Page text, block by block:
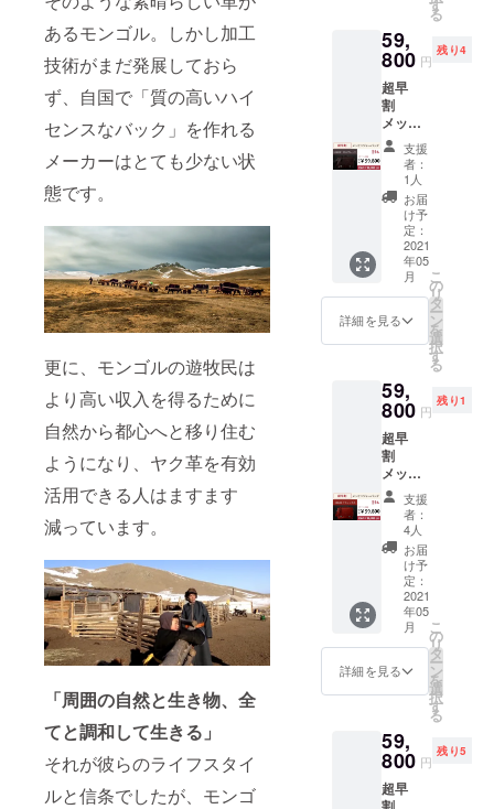
あるモンゴル。しかし加工
技術がまだ発展しておら
ず、自国で「質の高いハイ
センスなバック」を作れる
メーカーはとても少ない状
態です。
更に、モンゴルの遊牧民は
より高い収入を得るために
自然から都心へと移り住む
ようになり、ヤク革を有効
活用できる人はますます
減っています。
「周囲の自然と生き物、全
てと調和して生きる」
それが彼らのライフスタイ
ルと信条でしたが、モンゴ
般販売
予定価
格
￥76,78
0(税込)
↓↓↓ 個
数限
定
￥16,98
0 OFF!
↓↓↓ ク
ラファ
ン限定
超早割
￥59,80
-----------
す
る
59,
800 円
残り4
超早
割
メッセ
ン
ジャー
バッグ×
１
COLOR
：エス
プレッ
ファン
限定 超
早割
￥59,80
0(税込)
----- 一
般販売
予定価
格
￥76,78
0(税込)
↓↓↓ 個
数限
定
￥16,98
0 OFF!
↓↓↓ ク
ラファ
ン限定
超早割
-----
支援
者：
1人
お届
け予
定：
2021
年05
月
詳細を見る
こ
の
リ
タ
ー
ン
を
選
択
す
る
59,
800 円
残り1
超早
割
メッセ
ン
ジャー
バッグ×
１
COLOR
フォッ
クス ク
ラファ
ン限定
超早割
￥59,80
0(税込)
----- 一
般販売
予定価
格
支援
者：
4人
お届
け予
定：
2021
年05
月
詳細を見る
こ
の
リ
タ
ー
ン
を
選
択
す
る
59,
800 円
残り5
超早